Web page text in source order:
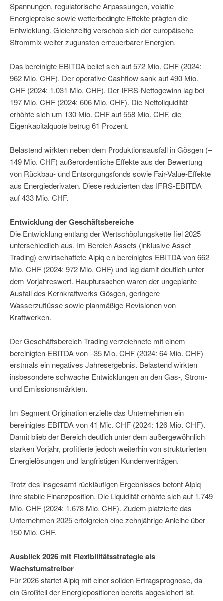
Spannungen, regulatorische Anpassungen, volatile
Energiepreise sowie wetterbedingte Effekte prägten die
Entwicklung. Gleichzeitig verschob sich der europäische
Strommix weiter zugunsten erneuerbarer Energien.
Das bereinigte EBITDA belief sich auf 572 Mio. CHF (2024:
962 Mio. CHF). Der operative Cashflow sank auf 490 Mio.
CHF (2024: 1.031 Mio. CHF). Der IFRS-Nettogewinn lag bei
197 Mio. CHF (2024: 606 Mio. CHF). Die Nettoliquidität
erhöhte sich um 130 Mio. CHF auf 558 Mio. CHF, die
Eigenkapitalquote betrug 61 Prozent.
Belastend wirkten neben dem Produktionsausfall in Gösgen (–
149 Mio. CHF) außerordentliche Effekte aus der Bewertung
von Rückbau- und Entsorgungsfonds sowie Fair-Value-Effekte
aus Energiederivaten. Diese reduzierten das IFRS-EBITDA
auf 433 Mio. CHF.
Entwicklung der Geschäftsbereiche
Die Entwicklung entlang der Wertschöpfungskette fiel 2025
unterschiedlich aus. Im Bereich Assets (inklusive Asset
Trading) erwirtschaftete Alpiq ein bereinigtes EBITDA von 662
Mio. CHF (2024: 972 Mio. CHF) und lag damit deutlich unter
dem Vorjahreswert. Hauptursachen waren der ungeplante
Ausfall des Kernkraftwerks Gösgen, geringere
Wasserzuflüsse sowie planmäßige Revisionen von
Kraftwerken.
Der Geschäftsbereich Trading verzeichnete mit einem
bereinigten EBITDA von –35 Mio. CHF (2024: 64 Mio. CHF)
erstmals ein negatives Jahresergebnis. Belastend wirkten
insbesondere schwache Entwicklungen an den Gas-, Strom-
und Emissionsmärkten.
Im Segment Origination erzielte das Unternehmen ein
bereinigtes EBITDA von 41 Mio. CHF (2024: 126 Mio. CHF).
Damit blieb der Bereich deutlich unter dem außergewöhnlich
starken Vorjahr, profitierte jedoch weiterhin von strukturierten
Energielösungen und langfristigen Kundenverträgen.
Trotz des insgesamt rückläufigen Ergebnisses betont Alpiq
ihre stabile Finanzposition. Die Liquidität erhöhte sich auf 1.749
Mio. CHF (2024: 1.678 Mio. CHF). Zudem platzierte das
Unternehmen 2025 erfolgreich eine zehnjährige Anleihe über
150 Mio. CHF.
Ausblick 2026 mit Flexibilitätsstrategie als
Wachstumstreiber
Für 2026 startet Alpiq mit einer soliden Ertragsprognose, da
ein Großteil der Energiepositionen bereits abgesichert ist.